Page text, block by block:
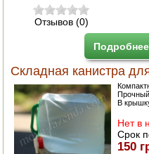
Отзывов (0)
Подробнее
Складная канистра
Прочный
В
Нет в
Срок
150